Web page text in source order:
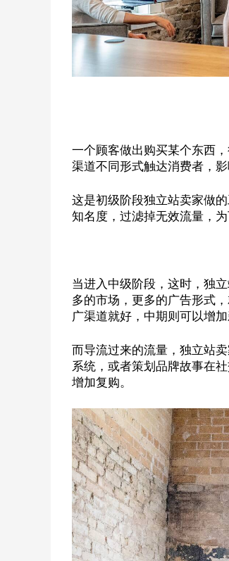
一个顾客做出购买某个东西
渠道不同形式触达消费者，
这是初级阶段独立站卖家做
知名度，过滤掉无效流量，为
当进入中级阶段，这时，独
多的市场，更多的广告形式
广渠道就好，中期则可以增
而导流过来的流量，独立站
系统，或者策划品牌故事在
增加复购。